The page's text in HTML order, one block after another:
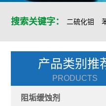
搜索关键字： 二硫化钼
产品类别推
PRODUCTS
阻垢缓蚀剂